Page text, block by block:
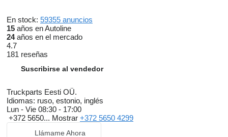
En stock: 59355 anuncios
15 años en Autoline
24años en el mercado
4.7
181 reseñas
Suscribirse al vendedor
Truckparts Eesti OÜ.
Idiomas: ruso, estonio, inglés
Lun - Vie 08:30 - 17:00
+372 5650... Mostrar +372 5650 4299
Llámame Ahora